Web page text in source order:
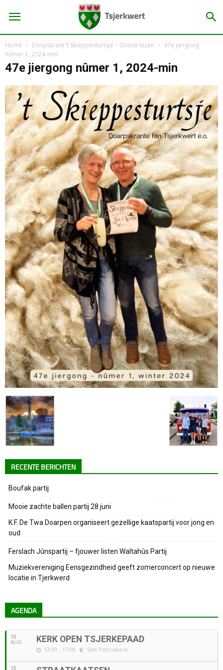
Home Dorpskrant ‘t Skieppesturtsje – Online lezen
47e jiergong
nûmer 1, 2024-min
47e jiergong nûmer 1, 2024-min
RECENTE BERICHTEN
Boufak partij
Mooie zachte ballen partij 28 juni
K.F. De Twa Doarpen organiseert gezellige kaatspartij voor jong en
oud
Ferslach Jûnspartij – fjouwer listen Waltahûs Partij
Muziekvereniging Eensgezindheid geeft zomerconcert op nieuwe
locatie in Tjerkwerd
AGENDA
15
AUG KERK OPEN TSJERKEPAAD
13:00 - 17:00 Sint Petruskerk
15